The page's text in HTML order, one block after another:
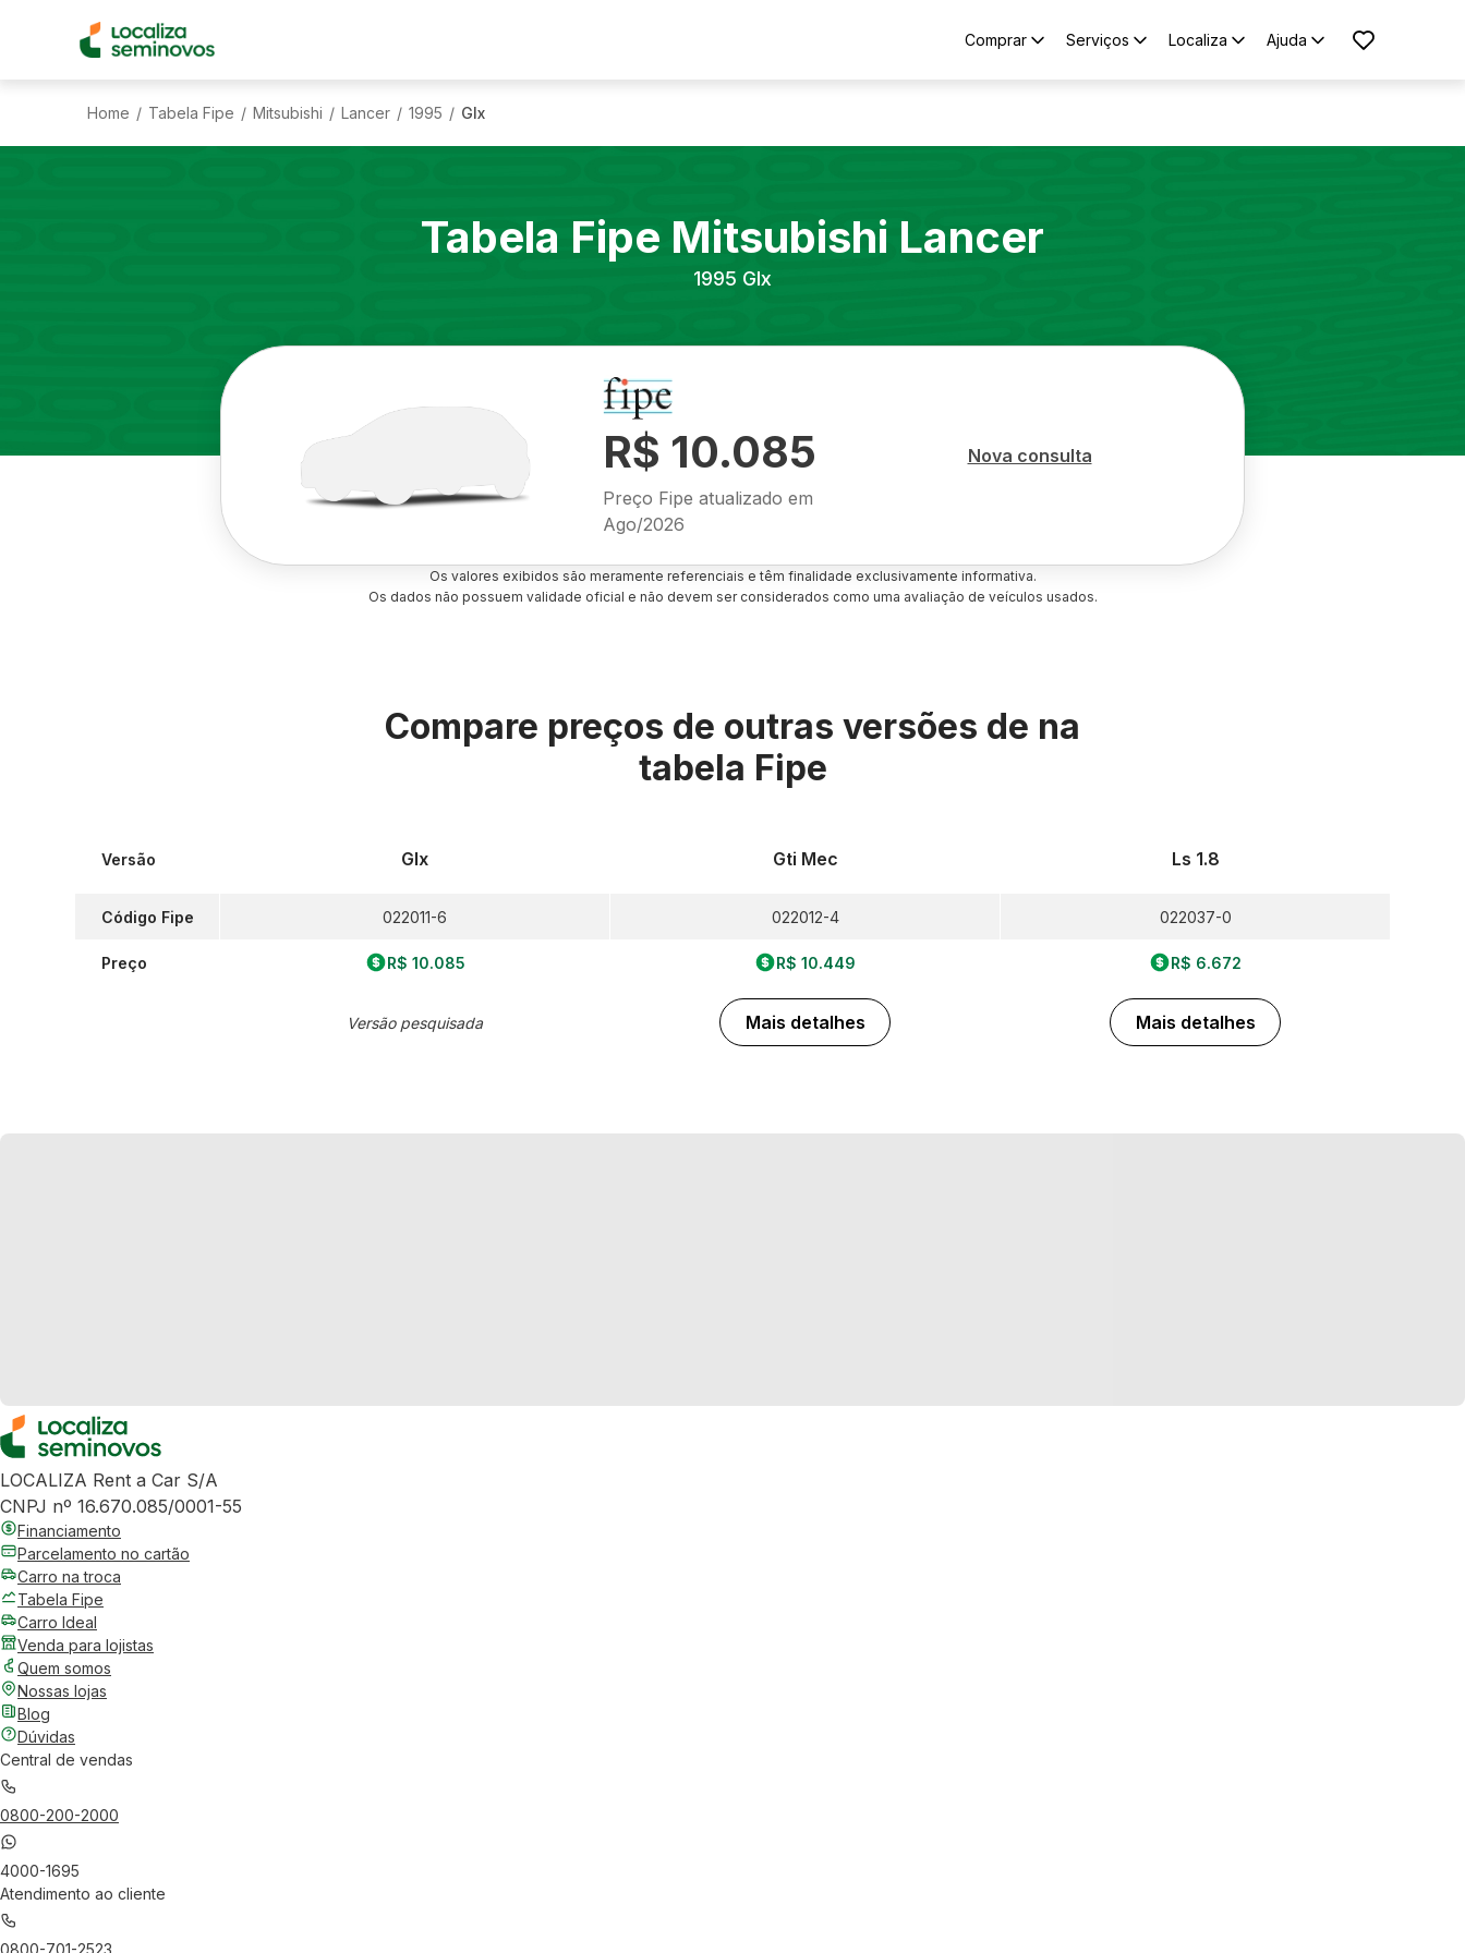
Comprar Serviços Localiza Ajuda
Home / Tabela Fipe / Mitsubishi / Lancer / 1995 / Glx
Tabela Fipe Mitsubishi Lancer
1995 Glx
R$ 10.085
Preço Fipe atualizado em
Ago/2026
Nova consulta
Os valores exibidos são meramente referenciais e têm finalidade exclusivamente informativa.
Os dados não possuem validade oficial e não devem ser considerados como uma avaliação de veículos usados.
Compare preços de outras versões de na
tabela Fipe
Versão
Código Fipe
Preço
Glx
022011-6
R$ 10.085
Versão pesquisada
Gti Mec
022012-4
R$ 10.449
Mais detalhes
Ls 1.8
022037-0
R$ 6.672
Mais detalhes
LOCALIZA Rent a Car S/A
CNPJ nº 16.670.085/0001-55
Financiamento
Parcelamento no cartão
Carro na troca
Tabela Fipe
Carro Ideal
Venda para lojistas
Quem somos
Nossas lojas
Blog
Dúvidas
Central de vendas
0800-200-2000
4000-1695
Atendimento ao cliente
0800-701-2523